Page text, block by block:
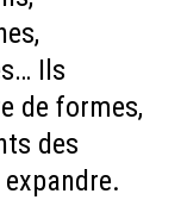
Ils
de formes,
des